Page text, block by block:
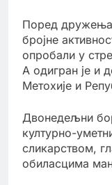
Поред
бројне
опробали у
А одигран је и
Метохије и
Двонедељни
културно-
сликарством,
обиласцима